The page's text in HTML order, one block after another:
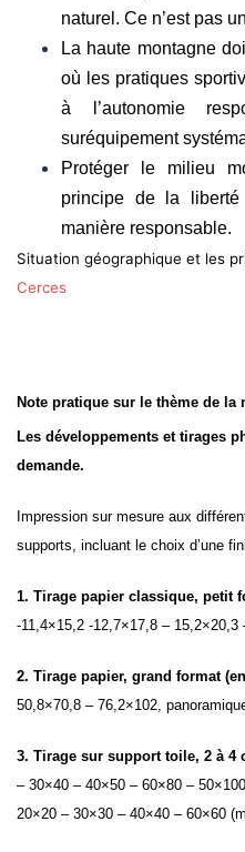
naturel. Ce n’est pas
La haute montagne
où les pratiques
à l’autonomie
suréquipement
Protéger le milieu
principe de la liberté
manière responsable.
Situation géographique et les
Cerces
Note pratique sur le thème de la
Les développements et tirages
demande.
Impression sur mesure aux
supports, incluant le choix d’une
1. Tirage papier classique, petit
-11,4×15,2 -12,7×17,8 –
2. Tirage papier, grand format
50,8×70,8 – 76,2×102,
3. Tirage sur support toile, 2 à 4
– 30×40 – 40×50 – 60×80 –
20×20 – 30×30 – 40×40 – 60×60